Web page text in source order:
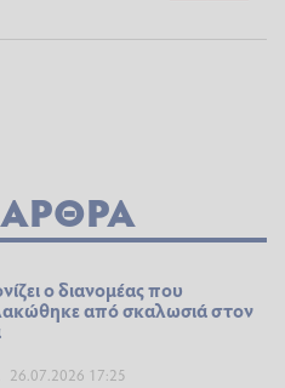
ο διανομέας που
από σκαλωσιά στον
26.07.2026 17:25